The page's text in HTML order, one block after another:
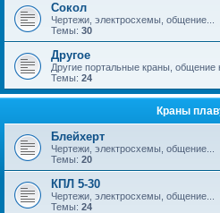
Сокол
Чертежи, электросхемы, общение...
Темы: 30
Другое
Другие портальные краны, общение
Темы: 24
Краны
Блейхерт
Чертежи, электросхемы, общение...
Темы: 20
КПЛ 5-30
Чертежи, электросхемы, общение...
Темы: 24